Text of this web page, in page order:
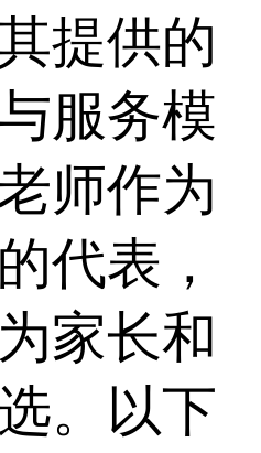
提供的
服务模
1老师作为
表，
家长和
。以下